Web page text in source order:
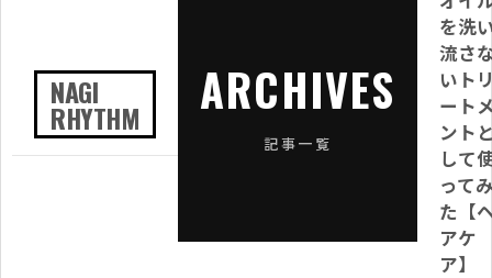
NAGI
RHYTHM ARCHIVES
記事一覧
を洗
流さ
いト
ート
ント
して
って
た【
アケ
ア】